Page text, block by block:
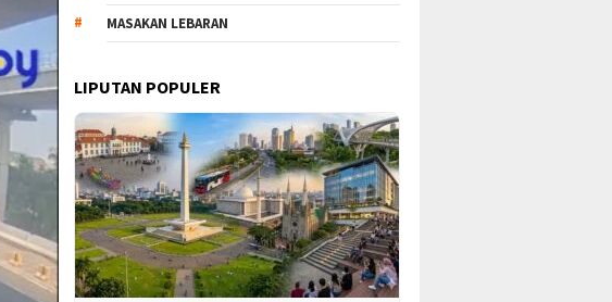
MASAKAN LEBARAN
LIPUTAN POPULER